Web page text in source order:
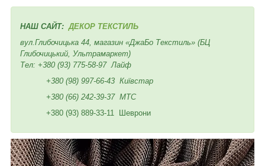
НАШ САЙТ: ДЕКОР ТЕКСТИЛЬ
вул.Глибочицька 44, магазин «ДжаБо Текстиль» (БЦ
Глибочицький, Ультрамаркет)
Тел: +380 (93) 775-58-97 Лайф
+380 (98) 997-66-43 Київстар
+380 (66) 242-39-37 МТС
+380 (93) 889-33-11 Шеврони